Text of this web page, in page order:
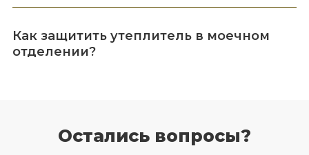
Как защитить утеплитель в моечном
отделении?
Остались вопросы?